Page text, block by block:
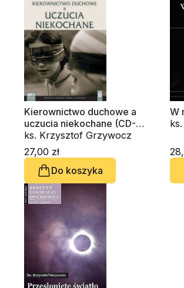
Kierownictwo duchowe a
uczucia niekochane (CD-
audiobook)
ks. Krzysztof Grzywocz
27,00 zł
Do koszyka
W